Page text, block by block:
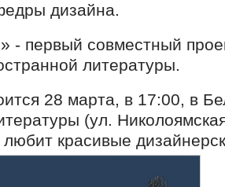
дизайна.
- первый совместный
литературы.
28 марта, в 17:00, в
(ул.
красивые